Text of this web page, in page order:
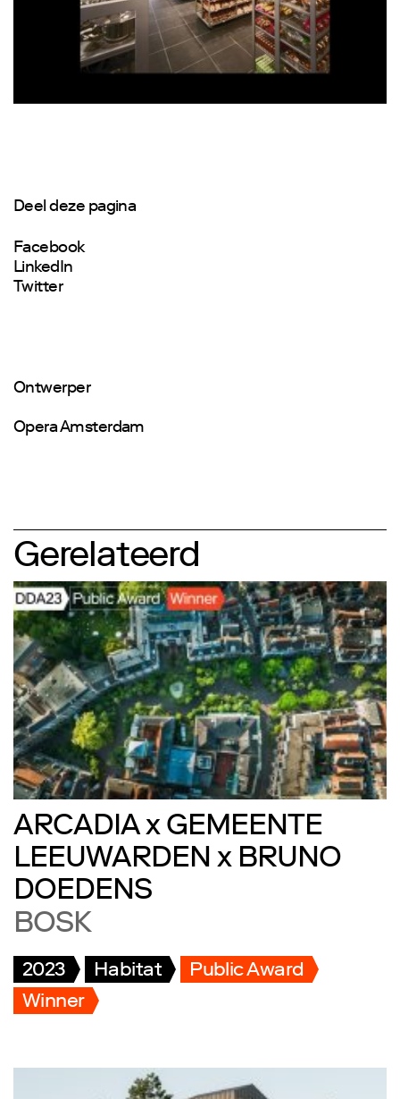
Deel deze pagina
Facebook
LinkedIn
Twitter
Ontwerper
Opera Amsterdam
Gerelateerd
ARCADIA x GEMEENTE
LEEUWARDEN x BRUNO
DOEDENS
BOSK
2023 Habitat
Public Award
Winner